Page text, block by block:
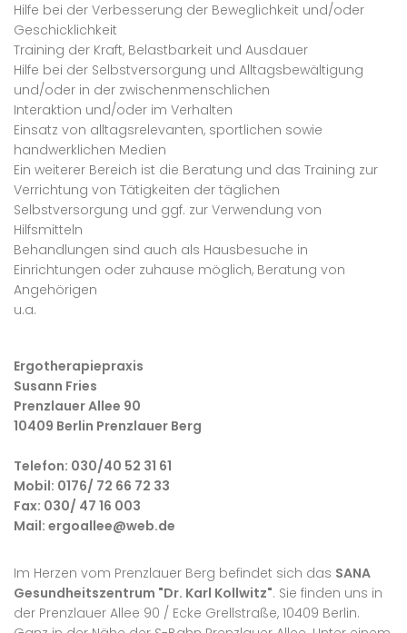
Hilfe bei der Verbesserung der Beweglichkeit und/oder
Geschicklichkeit
Training der Kraft, Belastbarkeit und Ausdauer
Hilfe bei der Selbstversorgung und Alltagsbewältigung
und/oder in der zwischenmenschlichen
Interaktion und/oder im Verhalten
Einsatz von alltagsrelevanten, sportlichen sowie
handwerklichen Medien
Ein weiterer Bereich ist die Beratung und das Training zur
Verrichtung von Tätigkeiten der täglichen
Selbstversorgung und ggf. zur Verwendung von
Hilfsmitteln
Behandlungen sind auch als Hausbesuche in
Einrichtungen oder zuhause möglich, Beratung von
Angehörigen
u.a.
Ergotherapiepraxis
Susann Fries
Prenzlauer Allee 90
10409 Berlin Prenzlauer Berg
Telefon: 030/40 52 31 61
Mobil: 0176/ 72 66 72 33
Fax: 030/ 47 16 003
Mail: ergoallee@web.de
Im Herzen vom Prenzlauer Berg befindet sich das SANA
Gesundheitszentrum "Dr. Karl Kollwitz". Sie finden uns in
der Prenzlauer Allee 90 / Ecke Grellstraße, 10409 Berlin.